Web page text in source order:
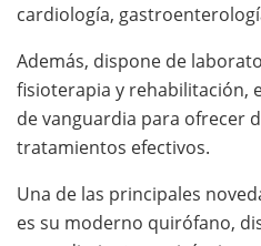
cardiología,
Además, dispone de
fisioterapia y rehabilitación,
de vanguardia para ofrecer
tratamientos efectivos.
Una de las principales
es su moderno quirófano,